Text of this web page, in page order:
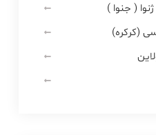
( جنوا )
(کرکره)